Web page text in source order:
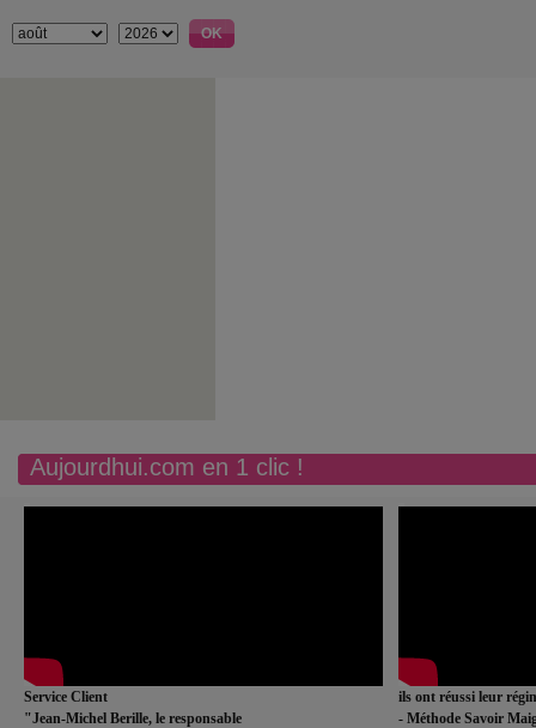
Aujourdhui.com en 1 clic !
Service Client
"Jean-Michel Berille, le responsable
ils ont réussi leur
- Méthode Savoir